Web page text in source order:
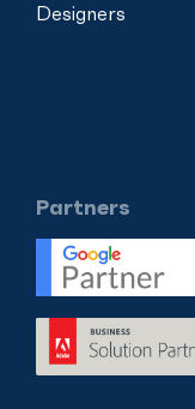
Designers
Partners